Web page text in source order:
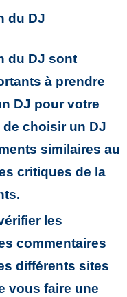
du DJ
du DJ sont
à prendre
DJ pour votre
de choisir un DJ
similaires au
critiques de la
les
commentaires
différents sites
vous faire une